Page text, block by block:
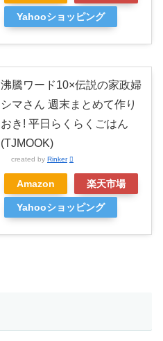
Yahooショッピング
沸騰ワード10×伝説の家政婦
シマさん 週末まとめて作り
おき! 平日らくらくごはん
(TJMOOK)
created by Rinker
Amazon 楽天市場
Yahooショッピング